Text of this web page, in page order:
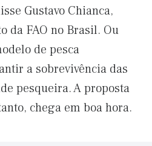
Gustavo Chianca,
da FAO no Brasil. Ou
de pesca
a sobrevivência das
pesqueira. A proposta
chega em boa hora.